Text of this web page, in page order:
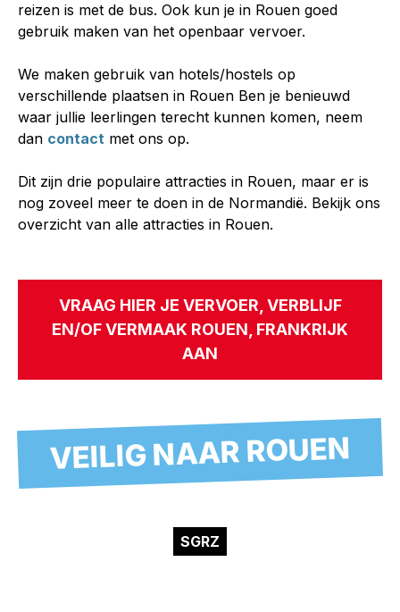
reizen is met de bus. Ook kun je in Rouen goed
gebruik maken van het openbaar vervoer.
We maken gebruik van hotels/hostels op
verschillende plaatsen in Rouen Ben je benieuwd
waar jullie leerlingen terecht kunnen komen, neem
dan contact met ons op.
Dit zijn drie populaire attracties in Rouen, maar er is
nog zoveel meer te doen in de Normandië. Bekijk ons
overzicht van alle attracties in Rouen.
VRAAG HIER JE VERVOER, VERBLIJF
EN/OF VERMAAK ROUEN, FRANKRIJK
AAN
VEILIG NAAR ROUEN
SGRZ